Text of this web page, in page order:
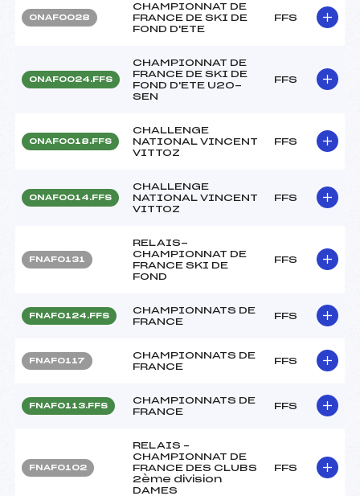
ONAF0028
CHAMPIONNAT DE
FRANCE DE SKI DE
FOND D'ETE
FFS
ONAF0024.FFS
CHAMPIONNAT DE
FRANCE DE SKI DE
FOND D'ETE U20-
SEN
FFS
ONAF0018.FFS
CHALLENGE
NATIONAL VINCENT
VITTOZ
FFS
ONAF0014.FFS
CHALLENGE
NATIONAL VINCENT
VITTOZ
FFS
FNAF0131
RELAIS-
CHAMPIONNAT DE
FRANCE SKI DE
FOND
FFS
FNAF0124.FFS
CHAMPIONNATS DE
FRANCE
FFS
FNAF0117
CHAMPIONNATS DE
FRANCE
FFS
FNAF0113.FFS
CHAMPIONNATS DE
FRANCE
FFS
FNAF0102
RELAIS –
CHAMPIONNAT DE
FRANCE DES CLUBS
2ème division
DAMES
FFS